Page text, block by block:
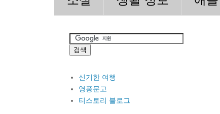
신기한 여행
영풍문고
티스토리 블로그